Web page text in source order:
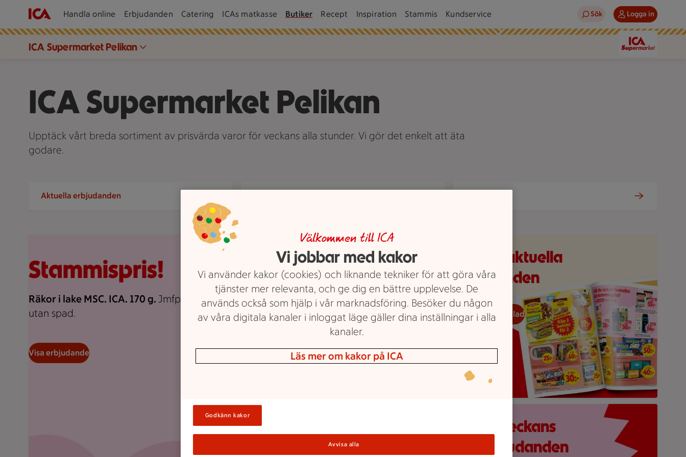
Handla online Erbjudanden Catering ICAs matkasse Butiker Recept Inspiration Stammis Kundservice Sök Logga in
ICA Supermarket Pelikan
ICA Supermarket Pelikan
Upptäck vårt breda sortiment av prisvärda varor för veckans alla stunder. Vi gör det enkelt att äta
godare.
Stammispris!
Räkor i lake MSC. ICA. 170 g. Jmfpris 176:47/kg
utan spad.
Visa erbjudande
Aktuella erbjudanden
Se våra aktuella
erbjudanden
Veckans reklamblad
Röd bakgrund med stor rosa splash, en mobilskärmvy som
Scrolla veckans
alla erbjudanden
Välkommen till ICA
Vi jobbar med kakor
Vi använder kakor (cookies) och liknande tekniker för att göra våra
tjänster mer relevanta, och ge dig en bättre upplevelse. De
används också som hjälp i vår marknadsföring. Besöker du någon
av våra digitala kanaler i inloggat läge gäller dina inställningar i alla
kanaler.
Läs mer om kakor på ICA
Godkänn kakor
Avvisa alla